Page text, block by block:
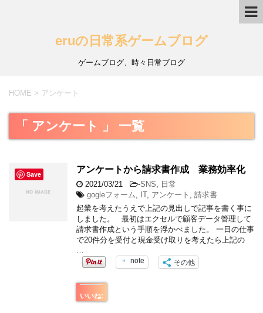
eruの日常系ゲームブログ
ゲームブログ、時々日常ブログ
HOME > アンケート
「 アンケート 」 一覧
アンケートから請求書作成 業務効率化
2021/03/21 -SNS
日常
gogleフォーム
IT, アンケート
請求書
起業を考えたうえで上記の見出しで記事を書く事に
しました。 最初はエクセルで顧客データ管理して
請求書作成という手順を浮かべました。 一日の仕事
で20件分を受付と現金受け取りを考えたら上記の
note その他
いいね:
Save